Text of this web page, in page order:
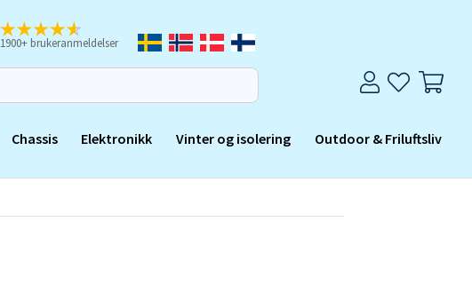
1900+ brukeranmeldelser
Chassis Elektronikk Vinter og isolering
Outdoor & Friluftsliv